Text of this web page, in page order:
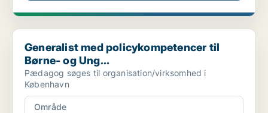
Generalist med policykompetencer til Børne- og Ung...
Generalist med policykompetencer til
Børne- og Ung...
Pædagog søges til organisation/virksomhed i
København
Område